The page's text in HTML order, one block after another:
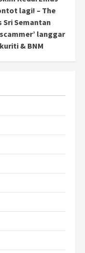
lagi! – The
Sri Semantan
langgar
& BNM